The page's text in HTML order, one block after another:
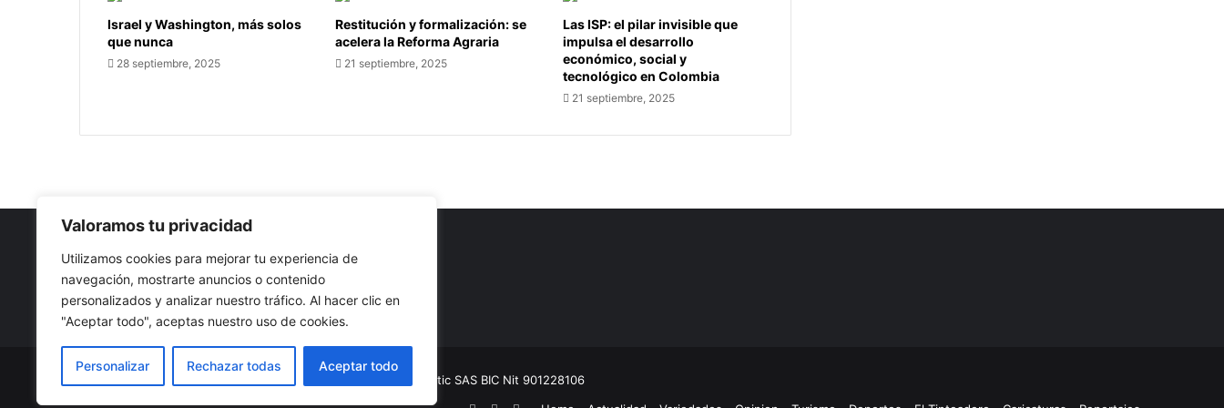
Valoramos tu privacidad
Utilizamos cookies para mejorar tu experiencia de
navegación, mostrarte anuncios o contenido
personalizados y analizar nuestro tráfico. Al hacer clic en
"Aceptar todo", aceptas nuestro uso de cookies.
Personalizar Rechazar todas Aceptar todo
Israel y Washington, más solos
que nunca
28 septiembre, 2025
Restitución y formalización: se
acelera la Reforma Agraria
21 septiembre, 2025
Las ISP: el pilar invisible que
impulsa el desarrollo
económico, social y
tecnológico en Colombia
21 septiembre, 2025
Nuestro propósito: Compartir opinión, actualidad y noticias
con la mejor calidad y sin censura.
Comunitic SAS BIC Nit 901228106